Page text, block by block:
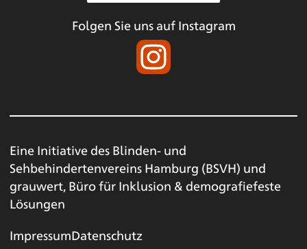
Folgen Sie uns auf Instagram
Eine Initiative des Blinden- und
Sehbehindertenvereins Hamburg (BSVH) und
grauwert, Büro für Inklusion & demografiefeste
Lösungen
ImpressumDatenschutz